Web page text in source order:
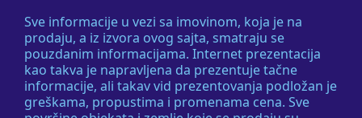
Sve informacije u vezi sa imovinom, koja je na
prodaju, a iz izvora ovog sajta, smatraju se
pouzdanim informacijama. Internet prezentacija
kao takva je napravljena da prezentuje tačne
informacije, ali takav vid prezentovanja podložan je
greškama, propustima i promenama cena. Sve